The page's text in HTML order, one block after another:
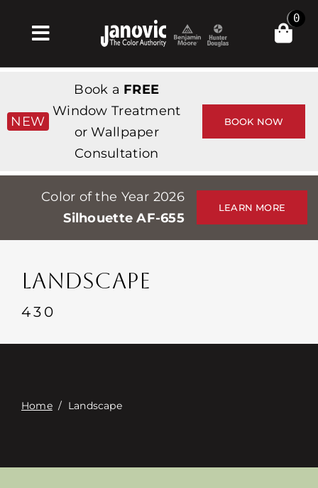
Toggle
Navigation
Products & Services
Κατάστημα
Professionals
Stores
Εκδηλώσεις
Επαφή
0
NEW
Book a FREE
Window Treatment
or Wallpaper
Consultation
BOOK NOW
Color of the Year 2026
Silhouette AF-655
LEARN MORE
LANDSCAPE
430
Home/ Landscape